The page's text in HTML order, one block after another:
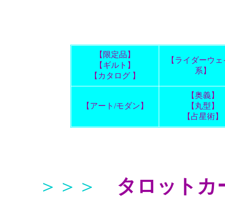
【限定品】
【ギルト】
【カタログ 】
【ライダーウ
系】
【アート/モダン】
【奥義】
【丸型】
【占星術】
＞＞＞ タロットカ